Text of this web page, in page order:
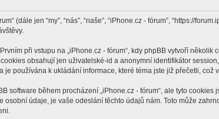
(dále jen “my”, “nás”, “naše”, “iPhone.cz - fórum”, “https://
při vstupu na „iPhone.cz - fórum“, kdy phpBB vytvoří
obsahují jen uživatelské-id a anonymní identifikátor
je používána k ukládání informace, které téma jste již přečetli,
software během procházení „iPhone.cz - fórum“, ale tyto
údaje, je vaše odeslání těchto údajů nám. Toto může